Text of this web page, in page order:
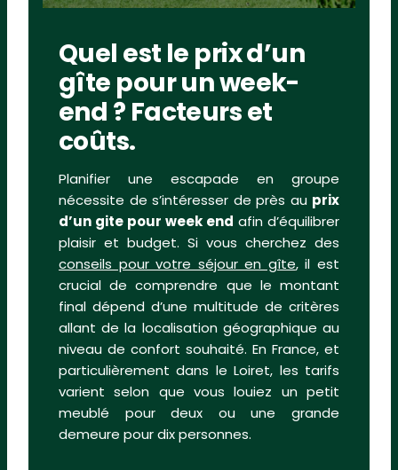
Quel est le prix d’un
gîte pour un week-
end ? Facteurs et
coûts.
Planifier une escapade en groupe
nécessite de s’intéresser de près au prix
d’un gite pour week end afin d’équilibrer
plaisir et budget. Si vous cherchez des
conseils pour votre séjour en gîte, il est
crucial de comprendre que le montant
final dépend d’une multitude de critères
allant de la localisation géographique au
niveau de confort souhaité. En France, et
particulièrement dans le Loiret, les tarifs
varient selon que vous louiez un petit
meublé pour deux ou une grande
demeure pour dix personnes.